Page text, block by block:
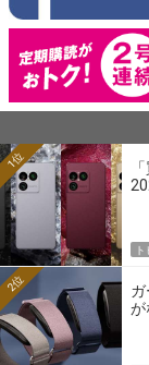
1位
が
2位